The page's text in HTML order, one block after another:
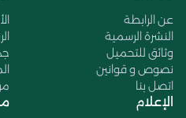
عن الرابطة
النشرة الرسمية
وثائق للتحميل
نصوص و قوانين
اتصل بنا
الإعلام